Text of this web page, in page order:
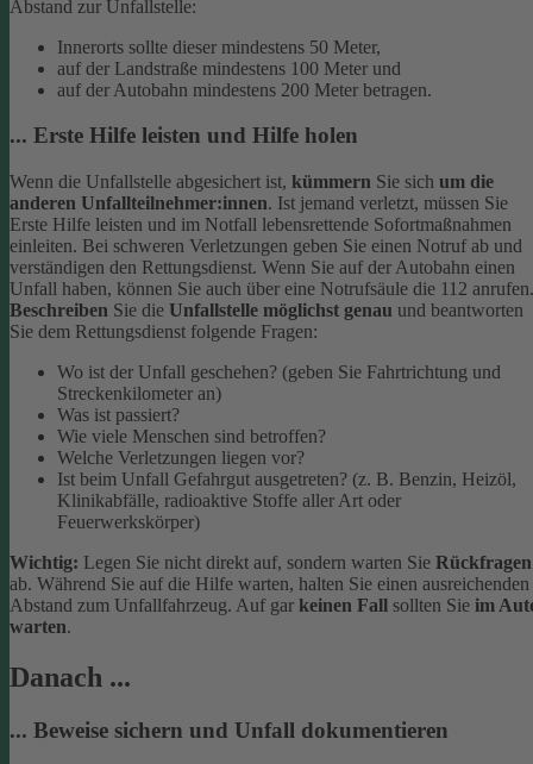
Abstand zur Unfallstelle:
Innerorts sollte dieser mindestens 50 Meter,
auf der Landstraße mindestens 100 Meter und
auf der Autobahn mindestens 200 Meter betragen.
... Erste Hilfe leisten und Hilfe holen
Wenn die Unfallstelle abgesichert ist, kümmern Sie sich um die
anderen Unfallteilnehmer:innen. Ist jemand verletzt, müssen Sie
Erste Hilfe leisten und im Notfall lebensrettende Sofortmaßnahmen
einleiten. Bei schweren Verletzungen geben Sie einen Notruf ab und
verständigen den Rettungsdienst. Wenn Sie auf der Autobahn einen
Unfall haben, können Sie auch über eine Notrufsäule die 112 anrufen.
Beschreiben Sie die Unfallstelle möglichst genau und beantworten
Sie dem Rettungsdienst folgende Fragen:
Wo ist der Unfall geschehen? (geben Sie Fahrtrichtung und
Streckenkilometer an)
Was ist passiert?
Wie viele Menschen sind betroffen?
Welche Verletzungen liegen vor?
Ist beim Unfall Gefahrgut ausgetreten? (z. B. Benzin, Heizöl,
Klinikabfälle, radioaktive Stoffe aller Art oder
Feuerwerkskörper)
Wichtig: Legen Sie nicht direkt auf, sondern warten Sie Rückfragen
ab. Während Sie auf die Hilfe warten, halten Sie einen ausreichenden
Abstand zum Unfallfahrzeug. Auf gar keinen Fall sollten Sie im
warten.
Danach ...
... Beweise sichern und Unfall dokumentieren